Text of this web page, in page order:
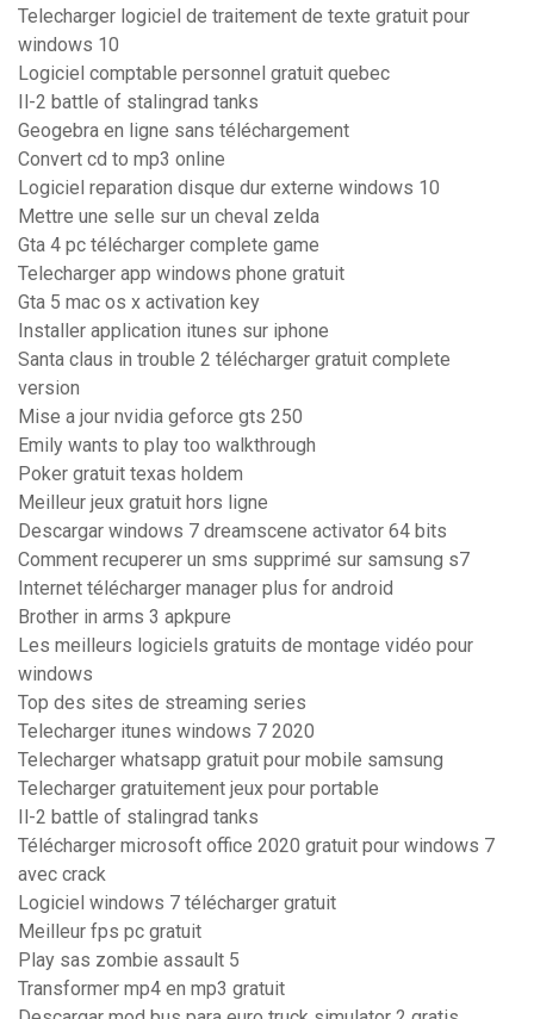
Telecharger logiciel de traitement de texte gratuit pour
windows 10
Logiciel comptable personnel gratuit quebec
Il-2 battle of stalingrad tanks
Geogebra en ligne sans téléchargement
Convert cd to mp3 online
Logiciel reparation disque dur externe windows 10
Mettre une selle sur un cheval zelda
Gta 4 pc télécharger complete game
Telecharger app windows phone gratuit
Gta 5 mac os x activation key
Installer application itunes sur iphone
Santa claus in trouble 2 télécharger gratuit complete
version
Mise a jour nvidia geforce gts 250
Emily wants to play too walkthrough
Poker gratuit texas holdem
Meilleur jeux gratuit hors ligne
Descargar windows 7 dreamscene activator 64 bits
Comment recuperer un sms supprimé sur samsung s7
Internet télécharger manager plus for android
Brother in arms 3 apkpure
Les meilleurs logiciels gratuits de montage vidéo pour
windows
Top des sites de streaming series
Telecharger itunes windows 7 2020
Telecharger whatsapp gratuit pour mobile samsung
Telecharger gratuitement jeux pour portable
Il-2 battle of stalingrad tanks
Télécharger microsoft office 2020 gratuit pour windows 7
avec crack
Logiciel windows 7 télécharger gratuit
Meilleur fps pc gratuit
Play sas zombie assault 5
Transformer mp4 en mp3 gratuit